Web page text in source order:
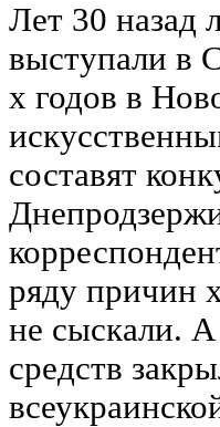
Лет 30 назад
выступали в
х годов в
составят
ряду причин
не сыскали. А
средств